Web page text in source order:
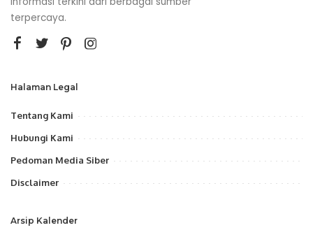
terpercaya.
Halaman Legal
Tentang Kami
Hubungi Kami
Pedoman Media Siber
Disclaimer
Arsip Kalender